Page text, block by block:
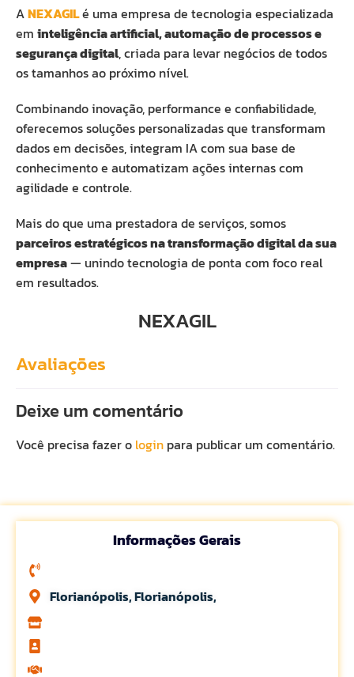
ANEXAGILé uma empresa de tecnologia especializada
em inteligência artificial, automação de processos e
segurança digital, criada para levar negócios de todos
os tamanhos ao próximo nível.
Combinando inovação, performance e confiabilidade,
oferecemos soluções personalizadas que transformam
dados em decisões, integram IA com sua base de
conhecimento e automatizam ações internas com
agilidade e controle.
Mais do que uma prestadora de serviços, somos
parceiros estratégicos na transformação digital da sua
empresa— unindo tecnologia de ponta com foco real
em resultados.
NEXAGIL
Avaliações
Deixe um comentário
Você precisa fazer o login para publicar um comentário.
Informações Gerais
Florianópolis, Florianópolis,